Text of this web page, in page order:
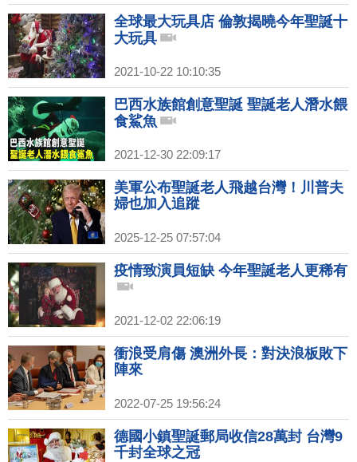
全球最大玩具店 倫敦揭曉今年聖誕十
大玩具
2021-10-22 10:10:35
巴西水族館創意聖誕 聖誕老人潛水餵
食鯊魚
2021-12-30 22:09:17
美軍公布聖誕老人飛越台灣！川普夫
婦也加入追蹤
2025-12-25 07:57:04
疫情致演員短缺 今年聖誕老人更稀有
2021-12-02 22:06:19
衝浪受肩傷 澳洲外長：對決浪板敗下
陣來
2022-07-25 19:56:24
德國小鎮聖誕郵局收信28萬封 台灣9
千封全球之冠